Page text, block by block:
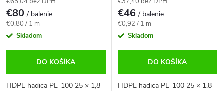
o
v
€80/ balenie
Jednotková
cena:
€0,80 / 1 m
Skladom
DO KOŠÍKA
HDPE hadica PE-100 25 × 1,8
€46/ balenie
Jednotková
cena:
€0,92 / 1 m
Skladom
DO KOŠÍKA
HDPE hadica PE-100 25 × 1,8